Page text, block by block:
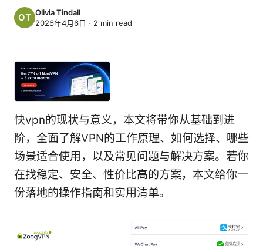
Olivia Tindall
2026年4月6日 · 2 min read
快vpn的现状与意义，本文将带你从基础到进
阶，全面了解VPN的工作原理、如何选择、哪些
场景适合使用，以及常见问题与解决方案。若你
在找稳定、安全、性价比高的方案，本文给你一
份落地的操作指南和实用清单。